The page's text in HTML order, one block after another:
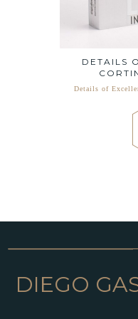
DETAILS
Details of
DIEGO